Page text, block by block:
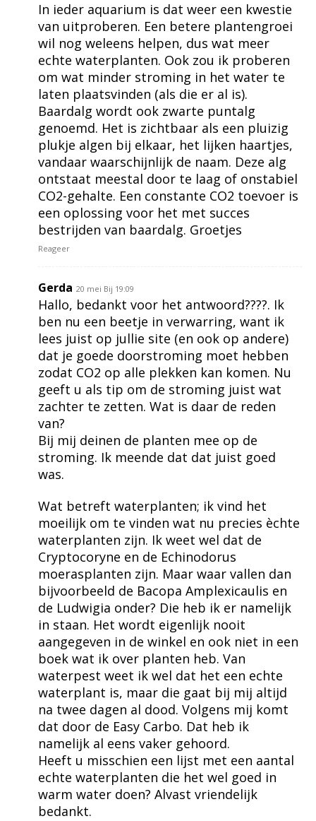
In ieder aquarium is dat weer een kwestie
van uitproberen. Een betere plantengroei
wil nog weleens helpen, dus wat meer
echte waterplanten. Ook zou ik proberen
om wat minder stroming in het water te
laten plaatsvinden (als die er al is).
Baardalg wordt ook zwarte puntalg
genoemd. Het is zichtbaar als een pluizig
plukje algen bij elkaar, het lijken haartjes,
vandaar waarschijnlijk de naam. Deze alg
ontstaat meestal door te laag of onstabiel
CO2-gehalte. Een constante CO2 toevoer is
een oplossing voor het met succes
bestrijden van baardalg. Groetjes
Reageer
Gerda 20 mei Bij 19:09
Hallo, bedankt voor het antwoord????. Ik
ben nu een beetje in verwarring, want ik
lees juist op jullie site (en ook op andere)
dat je goede doorstroming moet hebben
zodat CO2 op alle plekken kan komen. Nu
geeft u als tip om de stroming juist wat
zachter te zetten. Wat is daar de reden
van?
Bij mij deinen de planten mee op de
stroming. Ik meende dat dat juist goed
was.
Wat betreft waterplanten; ik vind het
moeilijk om te vinden wat nu precies èchte
waterplanten zijn. Ik weet wel dat de
Cryptocoryne en de Echinodorus
moerasplanten zijn. Maar waar vallen dan
bijvoorbeeld de Bacopa Amplexicaulis en
de Ludwigia onder? Die heb ik er namelijk
in staan. Het wordt eigenlijk nooit
aangegeven in de winkel en ook niet in een
boek wat ik over planten heb. Van
waterpest weet ik wel dat het een echte
waterplant is, maar die gaat bij mij altijd
na twee dagen al dood. Volgens mij komt
dat door de Easy Carbo. Dat heb ik
namelijk al eens vaker gehoord.
Heeft u misschien een lijst met een aantal
echte waterplanten die het wel goed in
warm water doen? Alvast vriendelijk
bedankt.